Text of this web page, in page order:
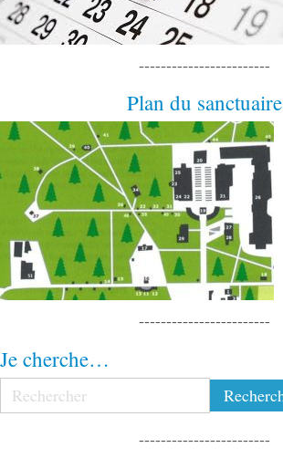
------------------------
Plan du sanctuaire
------------------------
Je cherche…
------------------------